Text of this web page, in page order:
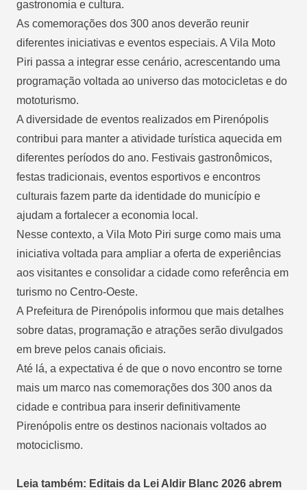
gastronomia e cultura.
As comemorações dos 300 anos deverão reunir
diferentes iniciativas e eventos especiais. A Vila Moto
Piri passa a integrar esse cenário, acrescentando uma
programação voltada ao universo das motocicletas e do
mototurismo.
A diversidade de eventos realizados em Pirenópolis
contribui para manter a atividade turística aquecida em
diferentes períodos do ano. Festivais gastronômicos,
festas tradicionais, eventos esportivos e encontros
culturais fazem parte da identidade do município e
ajudam a fortalecer a economia local.
Nesse contexto, a Vila Moto Piri surge como mais uma
iniciativa voltada para ampliar a oferta de experiências
aos visitantes e consolidar a cidade como referência em
turismo no Centro-Oeste.
A Prefeitura de Pirenópolis informou que mais detalhes
sobre datas, programação e atrações serão divulgados
em breve pelos canais oficiais.
Até lá, a expectativa é de que o novo encontro se torne
mais um marco nas comemorações dos 300 anos da
cidade e contribua para inserir definitivamente
Pirenópolis entre os destinos nacionais voltados ao
motociclismo.
Leia também: Editais da Lei Aldir Blanc 2026 abrem